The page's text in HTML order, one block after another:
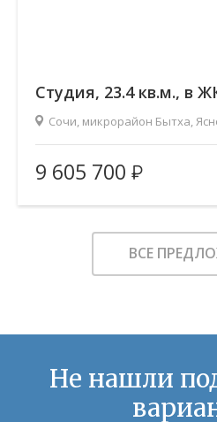
Cтудия, 23.4 кв.м., в
Сочи, микрорайон Бытха,
Площадь (общ/жил/кух), м2:
Количество комнат:
Этаж:
В ИЗБРАННОЕ
9 605 700
ВСЕ
Не нашли